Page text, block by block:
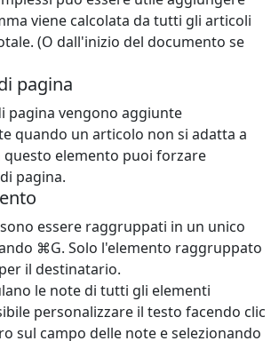
viene calcolata da tutti gli articoli
(O dall'inizio del documento se
pagina
pagina vengono aggiunte
quando un articolo non si adatta a
questo elemento puoi forzare
pagina.
essere raggruppati in un unico
⌘G. Solo l'elemento raggruppato
il destinatario.
le note di tutti gli elementi
personalizzare il testo facendo clic
sul campo delle note e selezionando